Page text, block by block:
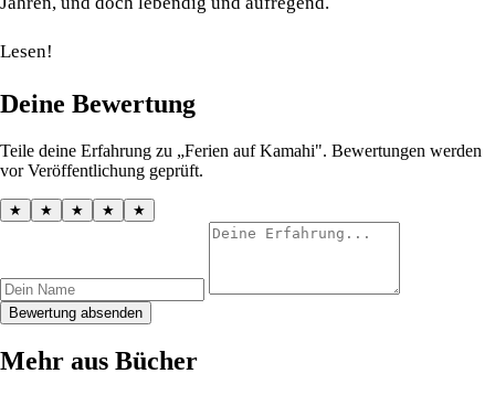
Lesen!
Deine Bewertung
Teile deine Erfahrung zu „Ferien auf Kamahi". Bewertungen werden
vor Veröffentlichung geprüft.
★ ★ ★ ★ ★
Bewertung absenden
Mehr aus Bücher